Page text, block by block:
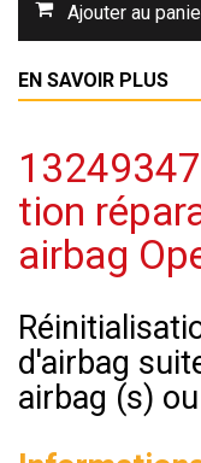
Ajouter au
EN SAVOIR PLUS
tion
airbag
d'airbag
airbag (s)